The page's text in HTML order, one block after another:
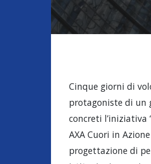
Cinque giorni di
protagoniste di un
concreti l’iniziativa
AXA Cuori in
progettazione di